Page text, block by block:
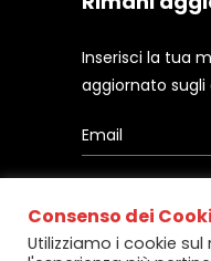
Inserisci la tua
aggiornato
Consenso dei
Utilizziamo i cookie